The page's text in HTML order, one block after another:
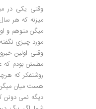
وقتی یکی در
میزنه که هر
میگن متوهم و
مورد چیزی نگفته
وقتی اولین
مطمئن بودم
روشنفکر که
هست میان
دیگه نمی دونن